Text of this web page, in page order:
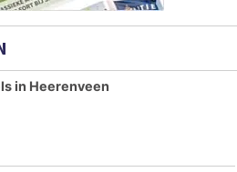
in Heerenveen